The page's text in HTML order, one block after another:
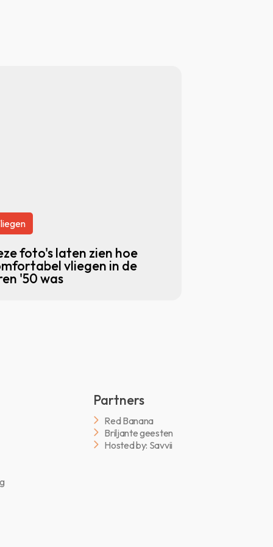
foto's laten zien hoe
vliegen in de
'50 was
Partners
Red Banana
Briljante geesten
Hosted by: Savvii